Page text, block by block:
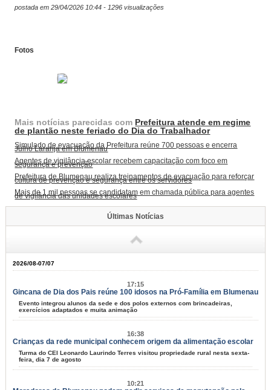
postada em 29/04/2026 10:44 - 1296 visualizações
Fotos
Mais notícias parecidas com Prefeitura atende em regime
de plantão neste feriado do Dia do Trabalhador
Simulado de evacuação da Prefeitura reúne 700 pessoas e encerra
Julho Laranja em Blumenau
Agentes de vigilância escolar recebem capacitação com foco em
segurança e prevenção
Prefeitura de Blumenau realiza treinamentos de evacuação para reforçar
cultura de prevenção e segurança entre os servidores
Mais de 1 mil pessoas se candidatam em chamada pública para agentes
de vigilância das unidades escolares
Últimas Notícias
2026/08-07/07
17:15
Gincana de Dia dos Pais reúne 100 idosos na Pró-Família em Blumenau
Evento integrou alunos da sede e dos polos externos com brincadeiras,
exercícios adaptados e muita animação
16:38
Crianças da rede municipal conhecem origem da alimentação escolar
Turma do CEI Leonardo Laurindo Terres visitou propriedade rural nesta sexta-
feira, dia 7 de agosto
10:21